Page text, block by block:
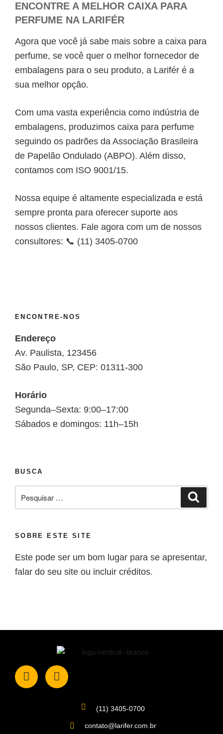
ENCONTRE A MELHOR CAIXA PARA
PERFUME NA LARIFÉR
Agora que você já sabe mais sobre a caixa para
perfume, se você quer o melhor fornecedor de
embalagens para o seu produto, a Larifér é a
sua melhor opção.
Com uma vasta experiência como indústria de
embalagens, produzimos caixa para perfume
seguindo os padrões da Associação Brasileira
de Papelão Ondulado (ABPO). Além disso,
contamos com ISO 9001/15.
Nossa equipe é altamente especializada e está
sempre pronta para oferecer suporte aos
nossos clientes. Fale agora com um de nossos
consultores: 📞 (11) 3405-0700
ENCONTRE-NOS
Endereço
Av. Paulista, 123456
São Paulo, SP, CEP: 01311-300
Horário
Segunda–Sexta: 9:00–17:00
Sábados e domingos: 11h–15h
BUSCA
SOBRE ESTE SITE
Este pode ser um bom lugar para se apresentar,
falar do seu site ou incluir créditos.
(11) 3405-0700
contato@larifer.com.br